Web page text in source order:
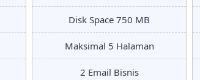
Disk Space 750 MB
Maksimal 5 Halaman
2 Email Bisnis